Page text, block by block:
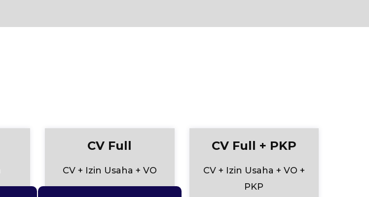
CV Full
CV + Izin Usaha + VO
CV Full + PKP
CV + Izin Usaha + VO +
PKP